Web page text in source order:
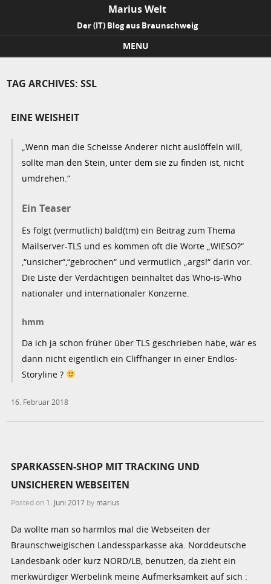
Marius Welt
Der (IT) Blog aus Braunschweig
MENU
TAG ARCHIVES:SSL
EINE WEISHEIT
„Wenn man die Scheisse Anderer nicht auslöffeln will,
sollte man den Stein, unter dem sie zu finden ist, nicht
umdrehen.“
Ein Teaser
Es folgt (vermutlich) bald(tm) ein Beitrag zum Thema
Mailserver-TLS und es kommen oft die Worte „WIESO?“
,“unsicher“,“gebrochen“ und vermutlich „args!“ darin vor.
Die Liste der Verdächtigen beinhaltet das Who-is-Who
nationaler und internationaler Konzerne.
hmm
Da ich ja schon früher über TLS geschrieben habe, wär es
dann nicht eigentlich ein Cliffhanger in einer Endlos-
Storyline ?
16. Februar 2018
SPARKASSEN-SHOP MIT TRACKING UND
UNSICHEREN WEBSEITEN
Posted on 1. Juni 2017 by marius
Da wollte man so harmlos mal die Webseiten der
Braunschweigischen Landessparkasse aka. Norddeutsche
Landesbank oder kurz NORD/LB, benutzen, da zieht ein
merkwürdiger Werbelink meine Aufmerksamkeit auf sich :